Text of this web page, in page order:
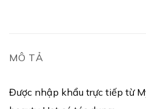
MÔ TẢ
Được nhập khẩu trực tiếp từ